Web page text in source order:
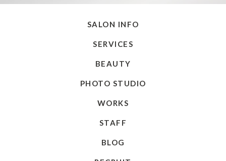
SALON INFO
SERVICES
BEAUTY
PHOTO STUDIO
WORKS
STAFF
BLOG